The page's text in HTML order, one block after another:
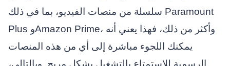
سلسلة من منصات الفيديو، بما في ذلك Paramount
Plus وAmazon Prime، وأكثر من ذلك، فهذا يعني أنه
يمكنك اللجوء مباشرة إلى أي من هذه المنصات
الرسمية للاستمتاع بالتشغيل بشكل مريح. وبالتالي،